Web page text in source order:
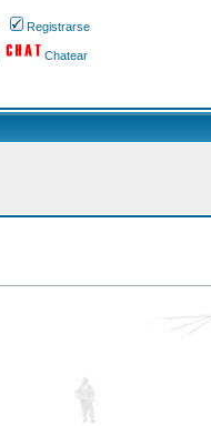
Registrarse
Chatear